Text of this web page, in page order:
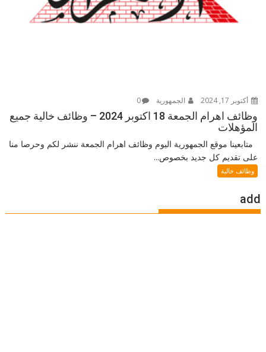
أكتوبر 17, 2024 الجمهورية 0
وظائف اهرام الجمعة 18 اكتوبر 2024 – وظائف خالية جميع
المؤهلات
متابعينا موقع الجمهورية اليوم وظائف اهرام الجمعة ننشر لكم وحرصا منا
على تقديم كل جديد بخصوص...
وظائف خالية
add